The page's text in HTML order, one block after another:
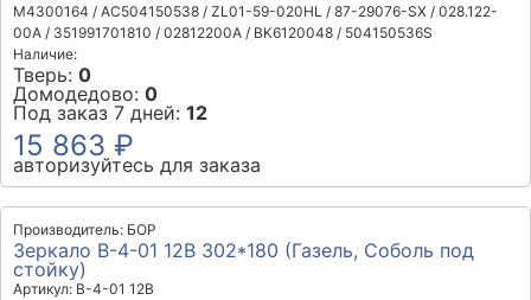
M4300164 / AC504150538 / ZL01-59-020HL / 87-29076-SX / 028.122-
00A / 351991701810 / 02812200A / BK6120048 / 504150536S
Наличие:
Тверь: 0
Домодедово: 0
Под заказ 7 дней: 12
15 863 ₽
авторизуйтесь для заказа
Производитель: БОР
Зеркало В-4-01 12В 302*180 (Газель, Соболь под
стойку)
Артикул: В-4-01 12В